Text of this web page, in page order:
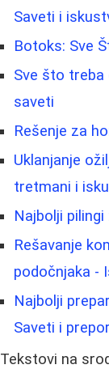
Saveti i
Botoks: Sve
Sve što
saveti
Rešenje za
Uklanjanje
tretmani i
Najbolji
Rešavanje
podočnjaka -
Najbolji
Saveti i
Tekstovi na